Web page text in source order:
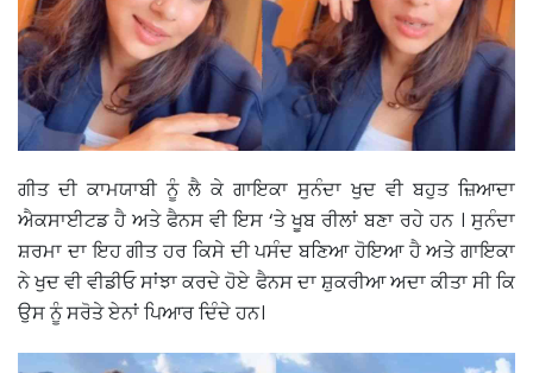
ਗੀਤ ਦੀ ਕਾਮਯਾਬੀ ਨੂੰ ਲੈ ਕੇ ਗਾਇਕਾ ਸੁਨੰਦਾ ਖੁਦ ਵੀ ਬਹੁਤ ਜ਼ਿਆਦਾ
ਐਕਸਾਈਟਡ ਹੈ ਅਤੇ ਫੈਨਸ ਵੀ ਇਸ ‘ਤੇ ਖੂਬ ਰੀਲਾਂ ਬਣਾ ਰਹੇ ਹਨ । ਸੁਨੰਦਾ
ਸ਼ਰਮਾ ਦਾ ਇਹ ਗੀਤ ਹਰ ਕਿਸੇ ਦੀ ਪਸੰਦ ਬਣਿਆ ਹੋਇਆ ਹੈ ਅਤੇ ਗਾਇਕਾ
ਨੇ ਖੁਦ ਵੀ ਵੀਡੀਓ ਸਾਂਝਾ ਕਰਦੇ ਹੋਏ ਫੈਨਸ ਦਾ ਸ਼ੁਕਰੀਆ ਅਦਾ ਕੀਤਾ ਸੀ ਕਿ
ਉਸ ਨੂੰ ਸਰੋਤੇ ਏਨਾਂ ਪਿਆਰ ਦਿੰਦੇ ਹਨ।